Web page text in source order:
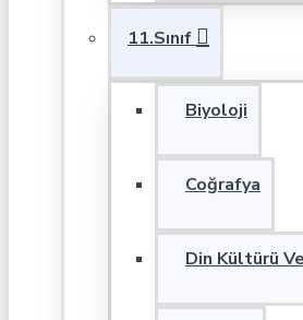
11.Sınıf
Biyoloji
Coğrafya
Din Kültürü